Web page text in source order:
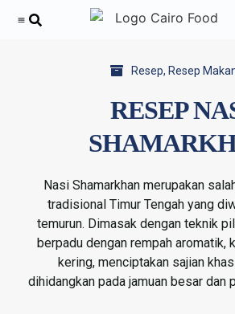
Resep, Resep
RESEP
Nasi Shamarkhan merupakan
tradisional Timur Tengah yang
temurun. Dimasak dengan teknik
berpadu dengan rempah aromatik,
kering, menciptakan sajian
dihidangkan pada jamuan besar dan